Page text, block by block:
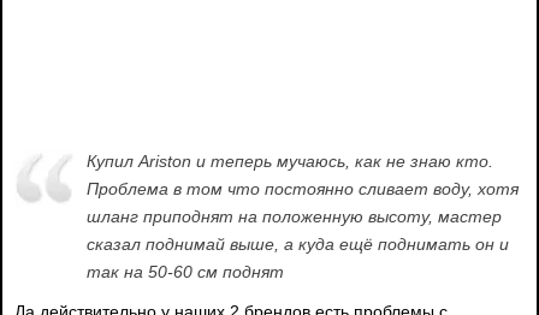
Купил Ariston и теперь мучаюсь, как не знаю кто.
Проблема в том что постоянно сливает воду, хотя
шланг приподнят на положенную высоту, мастер
сказал поднимай выше, а куда ещё поднимать он и
так на 50-60 см поднят